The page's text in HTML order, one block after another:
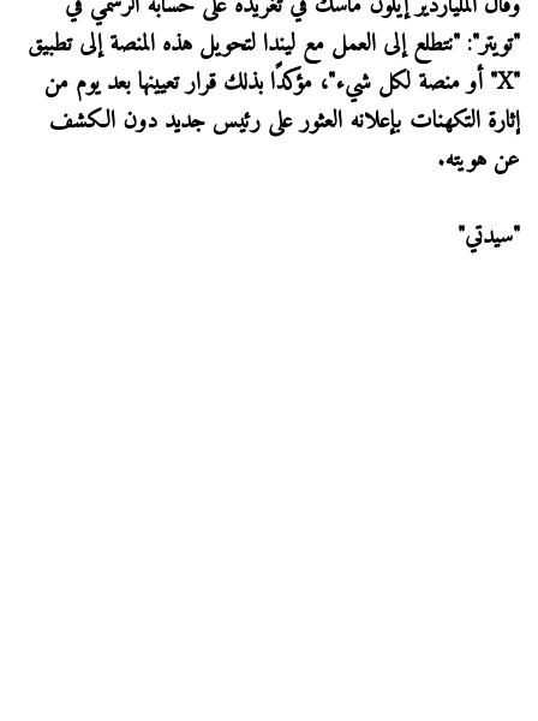
"تويتر": "نتطلع إلى العمل مع ليندا لتحويل هذه المنصة إلى تطبيق
"X" أو منصة لكل شيء"، مؤكدًا بذلك قرار تعيينها بعد يوم من
إثارة التكهنات بإعلانه العثور على رئيس جديد دون الكشف
عن هويته.
"سيدتي"